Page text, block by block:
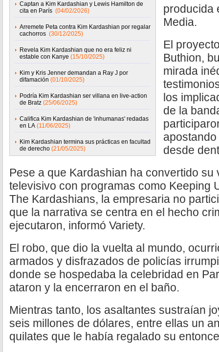
Captan a Kim Kardashian y Lewis Hamilton de
cita en París (04/02/2026)
Arremete Peta contra Kim Kardashian por regalar
cachorros (30/12/2025)
Revela Kim Kardashian que no era feliz ni
estable con Kanye (15/10/2025)
Kim y Kris Jenner demandan a Ray J por
difamación (01/10/2025)
Podría Kim Kardashian ser villana en live-action
de Bratz (25/06/2025)
Califica Kim Kardashian de 'inhumanas' redadas
en LA (11/06/2025)
Kim Kardashian termina sus prácticas en facultad
de derecho (21/05/2025)
producida
Media.
El
Buthion,
mirada
los
de la
desde
Pese a que Kardashian ha convertido su
televisivo con programas como Keeping
The Kardashians, la empresaria no
que la narrativa se centra en el hecho
ejecutaron, informó Variety.
El robo, que dio la vuelta al mundo,
armados y disfrazados de policías
donde se hospedaba la celebridad en
ataron y la encerraron en el baño.
Mientras tanto, los asaltantes sustraían
seis millones de dólares, entre ellas un
quilates que le había regalado su